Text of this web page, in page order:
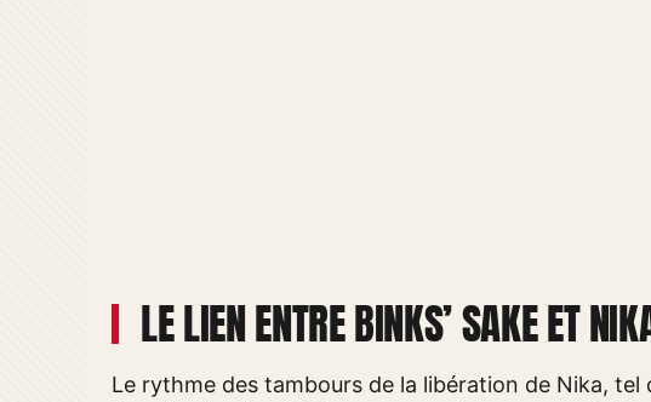
LE LIEN ENTRE BINKS’ SAKE ET
Le rythme des tambours de la libération de Nika, tel